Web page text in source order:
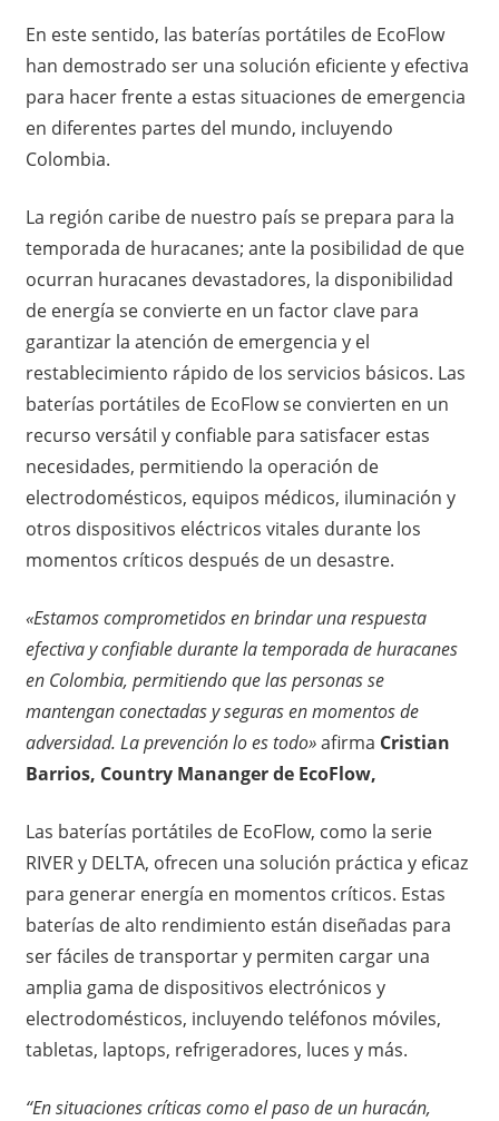
En este sentido, las baterías portátiles de EcoFlow
han demostrado ser una solución eficiente y efectiva
para hacer frente a estas situaciones de emergencia
en diferentes partes del mundo, incluyendo
Colombia.
La región caribe de nuestro país se prepara para la
temporada de huracanes; ante la posibilidad de que
ocurran huracanes devastadores, la disponibilidad
de energía se convierte en un factor clave para
garantizar la atención de emergencia y el
restablecimiento rápido de los servicios básicos. Las
baterías portátiles de EcoFlow se convierten en un
recurso versátil y confiable para satisfacer estas
necesidades, permitiendo la operación de
electrodomésticos, equipos médicos, iluminación y
otros dispositivos eléctricos vitales durante los
momentos críticos después de un desastre.
«Estamos comprometidos en brindar una respuesta
efectiva y confiable durante la temporada de huracanes
en Colombia, permitiendo que las personas se
mantengan conectadas y seguras en momentos de
adversidad. La prevención lo es todo»afirma Cristian
Barrios, Country Mananger de EcoFlow,
Las baterías portátiles de EcoFlow, como la serie
RIVER y DELTA, ofrecen una solución práctica y eficaz
para generar energía en momentos críticos. Estas
baterías de alto rendimiento están diseñadas para
ser fáciles de transportar y permiten cargar una
amplia gama de dispositivos electrónicos y
electrodomésticos, incluyendo teléfonos móviles,
tabletas, laptops, refrigeradores, luces y más.
“En situaciones críticas como el paso de un huracán,